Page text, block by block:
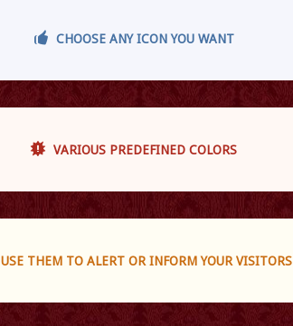
CHOOSE ANY ICON YOU WANT
VARIOUS PREDEFINED COLORS
USE THEM TO ALERT OR INFORM YOUR VISITORS